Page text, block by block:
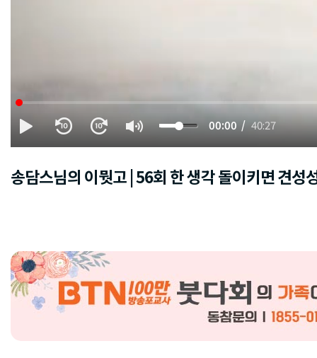
00:00 40:27
송담스님의 이뭣고 | 56회 한 생각 돌이키면 견